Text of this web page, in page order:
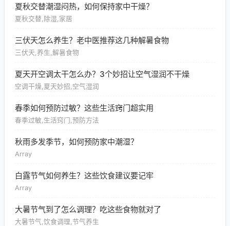
夏秋交替潮湿闷热，如何保持家中干燥？
夏秋交替,除湿,家居
三伏天怎么养生？老中医推荐这几种解暑食物
三伏天,养生,解暑食物
夏天开空调太干怎么办？3个妙招让空气湿润不干燥
空调干燥,夏天妙招,空气湿润
春季如何预防过敏？这些生活窍门超实用
春季过敏,生活窍门,预防方法
秋雨多发季节，如何预防家中潮湿？
Array
白露节气如何养生？这些饮食建议要记牢
Array
大暑节气到了怎么调理？吃这些食物就对了
大暑节气,饮食调理,节气养生